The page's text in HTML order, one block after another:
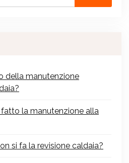
della manutenzione
la manutenzione alla
si fa la revisione caldaia?